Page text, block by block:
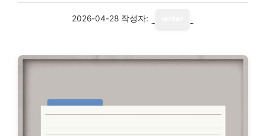
2026-04-28 작성자: